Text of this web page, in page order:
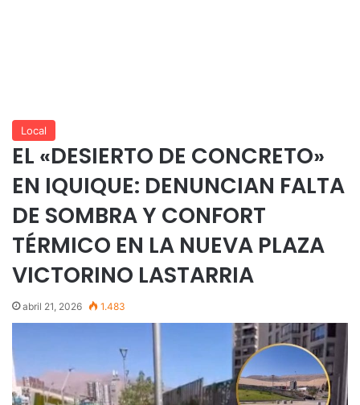
Local
EL «DESIERTO DE CONCRETO»
EN IQUIQUE: DENUNCIAN FALTA
DE SOMBRA Y CONFORT
TÉRMICO EN LA NUEVA PLAZA
VICTORINO LASTARRIA
abril 21, 2026 1.483